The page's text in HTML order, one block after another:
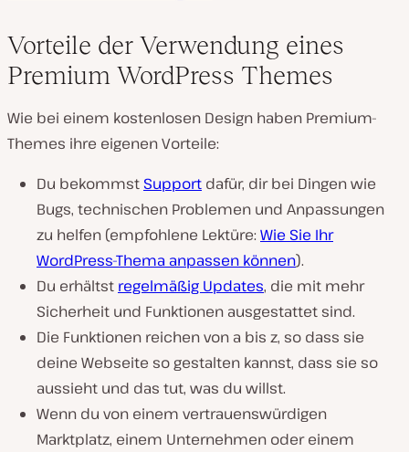
Vorteile der Verwendung eines
Premium WordPress Themes
Wie bei einem kostenlosen Design haben Premium-
Themes ihre eigenen Vorteile:
Du bekommst Support dafür, dir bei Dingen wie
Bugs, technischen Problemen und Anpassungen
zu helfen (empfohlene Lektüre: Wie Sie Ihr
WordPress-Thema anpassen können).
Du erhältst regelmäßig Updates, die mit mehr
Sicherheit und Funktionen ausgestattet sind.
Die Funktionen reichen von a bis z, so dass sie
deine Webseite so gestalten kannst, dass sie so
aussieht und das tut, was du willst.
Wenn du von einem vertrauenswürdigen
Marktplatz, einem Unternehmen oder einem